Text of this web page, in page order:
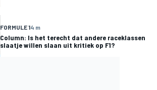
FORMULE 14 m
Column: Is het terecht dat andere raceklassen
slaatje willen slaan uit kritiek op F1?